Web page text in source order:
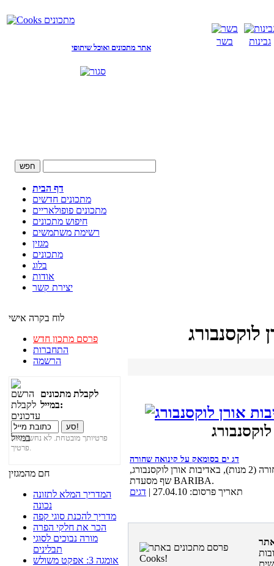
אתר מתכונים ואוכל שיתופי
בשר גבינות
דף הבית
מתכונים חדשים
מתכונים פופולאריים
חיפוש מתכונים
רשימת משתמשים
מגזין
מתכונים
בלוג
אודות
יצירת קשר
לוח בקרה אישי
פרסם מתכון חדש
התחברות
הרשמה
לקבלת מתכונים
במייל:
פרטיותך מובטחת. לא נחשוף את
פרטיך.
חם מהמגזין
המדריך המלא לתזונה
נכונה
מדריך להכנת סוגי קפה
הכר את חלקי הפרה
מורה נבוכים לסוגי
תבלינים
אומגה 3: אפקט משולש
לוקסנבורג
דג ים בסומאק על קינואה שחורה
מתכון לדג ים בסומאק על קינואה שחורה (2 מנות), באדיבות אורן לוקסנבורג,
שף מסעדת BARIBA.
תאריך פרסום: 27.04.10 |
דגים